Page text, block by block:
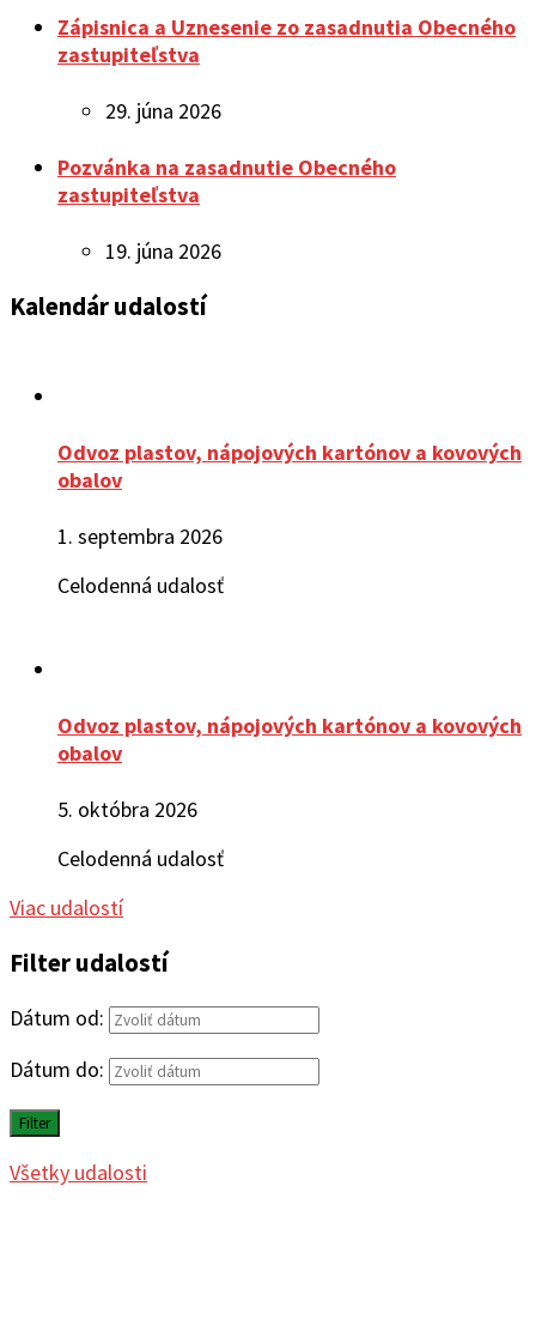
Zápisnica a Uznesenie zo zasadnutia Obecného
zastupiteľstva
29. júna 2026
Pozvánka na zasadnutie Obecného
zastupiteľstva
19. júna 2026
Kalendár udalostí
Odvoz plastov, nápojových kartónov a kovových
obalov
1. septembra 2026
Celodenná udalosť
Odvoz plastov, nápojových kartónov a kovových
obalov
5. októbra 2026
Celodenná udalosť
Viac udalostí
Filter udalostí
Dátum od:
Dátum do:
Filter
Všetky udalosti